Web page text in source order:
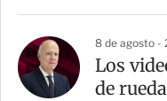
8 de agosto -
Los
de